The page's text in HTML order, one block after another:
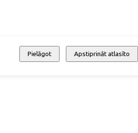
Pielāgot Apstiprināt atlasīto